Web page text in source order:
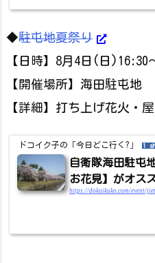
◆駐屯地夏祭り
【日時】8月4日(日)16:30
【開催場所】海田駐屯地
【詳細】打ち上げ花火・
ドコイク子の「今日どこ行く?」 1
自衛隊海田駐屯
お花見】がオス
https://dokoikuko.com/event/